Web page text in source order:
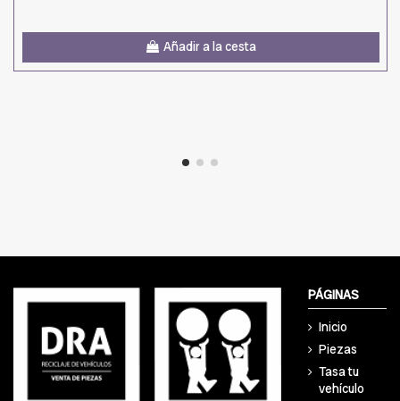
Añadir a la cesta
PÁGINAS
Inicio
Piezas
Tasa tu
vehículo